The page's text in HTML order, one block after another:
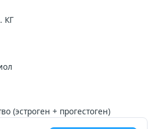
КГ
(эстроген + прогестоген)